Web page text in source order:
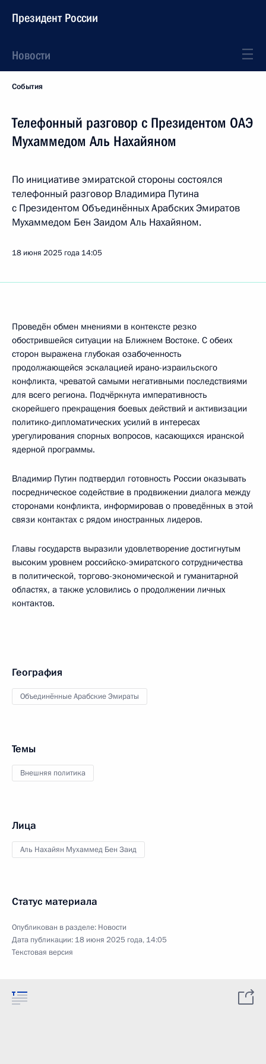
Президент России
Новости
События
Телефонный разговор с Президентом ОАЭ
Мухаммедом Аль Нахайяном
По инициативе эмиратской стороны состоялся
телефонный разговор Владимира Путина
с Президентом Объединённых Арабских Эмиратов
Мухаммедом Бен Заидом Аль Нахайяном.
18 июня 2025 года 14:05
Проведён обмен мнениями в контексте резко
обострившейся ситуации на Ближнем Востоке. С обеих
сторон выражена глубокая озабоченность
продолжающейся эскалацией ирано-израильского
конфликта, чреватой самыми негативными последствиями
для всего региона. Подчёркнута императивность
скорейшего прекращения боевых действий и активизации
политико-дипломатических усилий в интересах
урегулирования спорных вопросов, касающихся иранской
ядерной программы.
Владимир Путин подтвердил готовность России оказывать
посредническое содействие в продвижении диалога между
сторонами конфликта, информировав о проведённых в этой
связи контактах с рядом иностранных лидеров.
Главы государств выразили удовлетворение достигнутым
высоким уровнем российско-эмиратского сотрудничества
в политической, торгово-экономической и гуманитарной
областях, а также условились о продолжении личных
контактов.
География
Объединённые Арабские Эмираты
Темы
Внешняя политика
Лица
Аль Нахайян Мухаммед Бен Заид
Статус материала
Опубликован в разделе: Новости
Дата публикации: 18 июня 2025 года, 14:05
Текстовая версия